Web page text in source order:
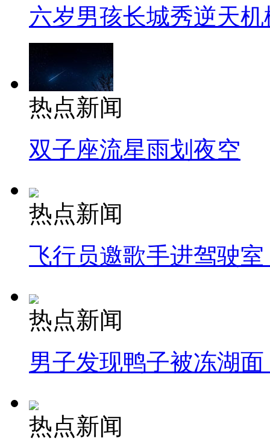
六岁男孩长城秀逆天机
热点新闻
双子座流星雨划夜空
热点新闻
飞行员邀歌手进驾驶
热点新闻
男子发现鸭子被冻湖
热点新闻